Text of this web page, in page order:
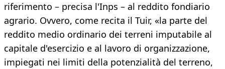
riferimento – precisa l'Inps – al reddito fondiario
agrario. Ovvero, come recita il Tuir, «la parte del
reddito medio ordinario dei terreni imputabile al
capitale d'esercizio e al lavoro di organizzazione,
impiegati nei limiti della potenzialità del terreno,